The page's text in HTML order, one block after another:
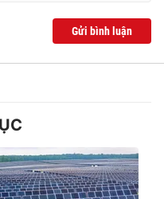
Gửi bình luận